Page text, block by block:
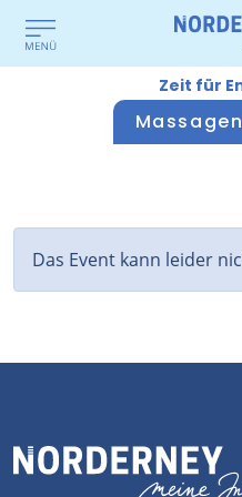
Zeit für
Das Event kann leider